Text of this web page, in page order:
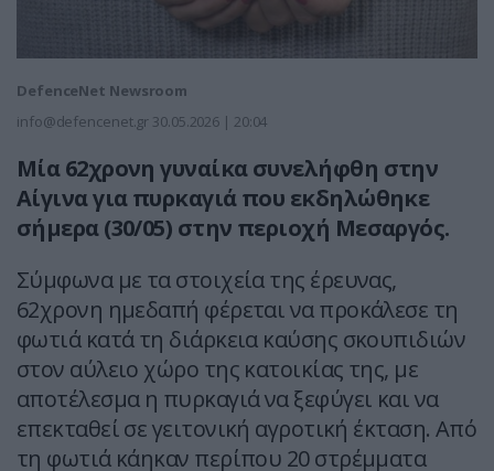
DefenceNet Newsroom
info@defencenet.gr 30.05.2026 | 20:04
Μία 62χρονη γυναίκα συνελήφθη στην
Αίγινα για πυρκαγιά που εκδηλώθηκε
σήμερα (30/05) στην περιοχή Μεσαργός.
Σύμφωνα με τα στοιχεία της έρευνας,
62χρονη ημεδαπή φέρεται να προκάλεσε τη
φωτιά κατά τη διάρκεια καύσης σκουπιδιών
στον αύλειο χώρο της κατοικίας της, με
αποτέλεσμα η πυρκαγιά να ξεφύγει και να
επεκταθεί σε γειτονική αγροτική έκταση. Από
τη φωτιά κάηκαν περίπου 20 στρέμματα